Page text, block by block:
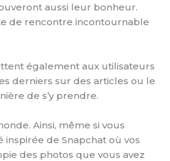
aussi leur bonheur.
de rencontre incontournable
également aux utilisateurs
derniers sur des articles ou le
de s’y prendre.
Ainsi, même si vous
de Snapchat où vos
des photos que vous avez